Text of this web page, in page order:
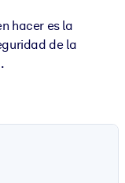
hacer es la
de la